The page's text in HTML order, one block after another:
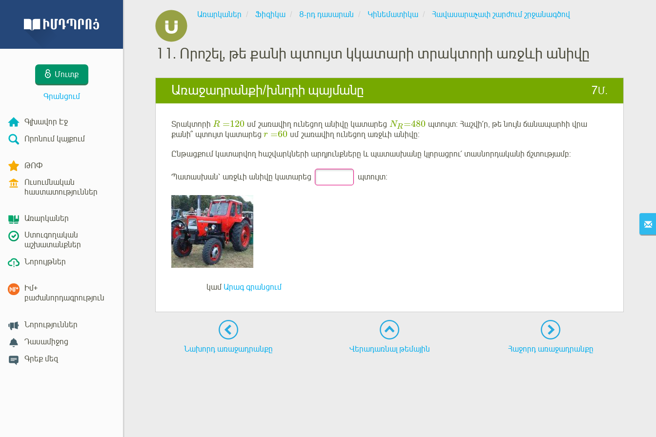
Մուտք
Գրանցում
Գլխավոր Էջ
Որոնում կայքում
ԹՈՓ
Ուսումնական
հաստատություններ
Առարկաներ
Ստուգողական
աշխատանքներ
Նորույթներ
Իմ+
բաժանորդագրություն
Նորություններ
Դասամիջոց
Գրեք մեզ
Առարկաներ Ֆիզիկա 8-րդ դասարան Կինեմատիկա Հավասարաչափ շարժում շրջանագծով
11. Որոշել, թե քանի պտույտ կկատարի տրակտորի առջևի անիվը
Առաջադրանքի/խնդրի պայմանը 7Մ.
Տրակտորի R =120 սմ շառավիղ ունեցող անիվը կատարեցNR=480 պտույտ:Հաշվի՛ր, թե նույն ճանապարհի վրա
քանի՞ պտույտ կատարեց r =60 սմ շառավիղ ունեցող առջևի անիվը:
Ընթացքում կատարվող հաշվարկների արդյունքները և պատասխանը կլորացրու՛ տասնորդականի ճշտությամբ:
Պատասխան՝ առջևի անիվը կատարեց պտույտ:
կամ Արագ գրանցում
Նախորդ առաջադրանքը Վերադառնալ թեմային Հաջորդ առաջադրանքը